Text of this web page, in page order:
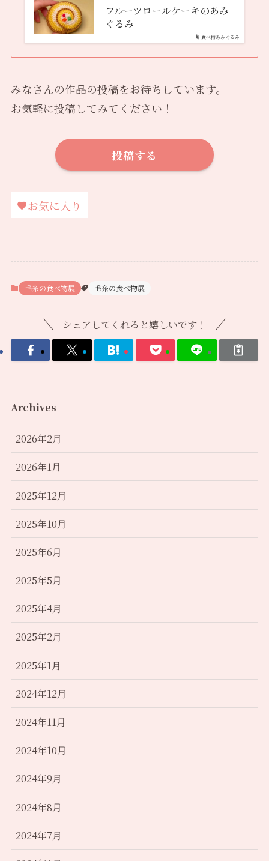
食べ物あみぐるみ
フルーツロールケーキのあみ
ぐるみ
みなさんの作品の投稿をお待ちしています。
お気軽に投稿してみてください！
投稿する
お気に入り
毛糸の食べ物展 毛糸の食べ物展
シェアしてくれると嬉しいです！
Archives
2026年2月
2026年1月
2025年12月
2025年10月
2025年6月
2025年5月
2025年4月
2025年2月
2025年1月
2024年12月
2024年11月
2024年10月
2024年9月
2024年8月
2024年7月